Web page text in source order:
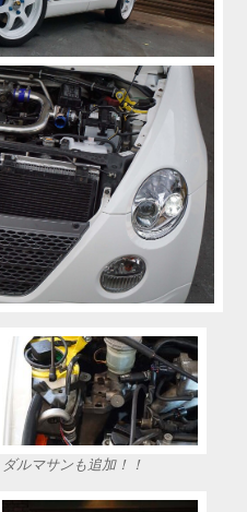
ダルマサンも追加！！